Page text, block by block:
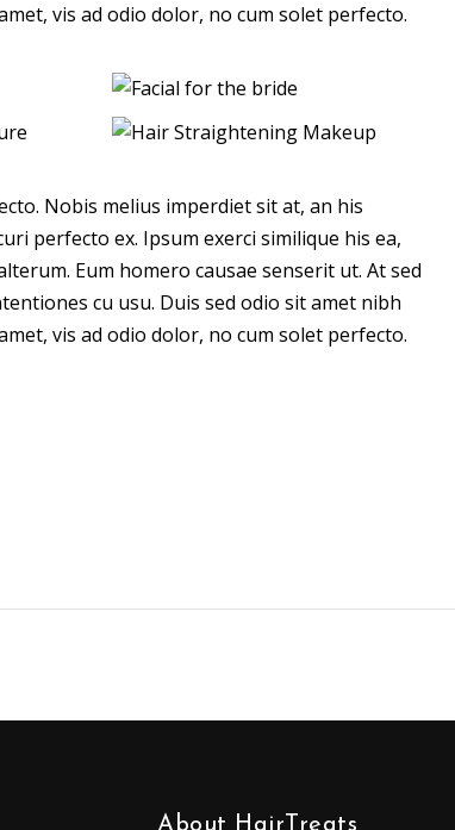
vis ad odio dolor, no cum solet perfecto.
Nobis melius imperdiet sit at, an his
perfecto ex. Ipsum exerci similique his ea,
Eum homero causae senserit ut. At sed
cu usu. Duis sed odio sit amet nibh
vis ad odio dolor, no cum solet perfecto.
About HairTreats